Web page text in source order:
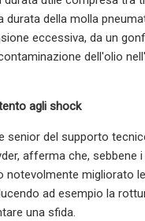
durata della molla
eccessiva, da un
dell'olio
agli shock
senior del supporto
afferma che, sebbene
notevolmente migliorato
ad esempio la
una sfida.